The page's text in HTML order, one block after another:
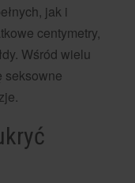
jak i
centymetry,
Wśród wielu
seksowne